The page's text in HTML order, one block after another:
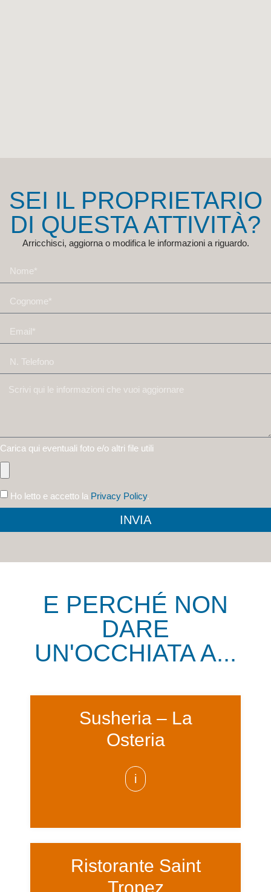
SEI IL PROPRIETARIO
DI QUESTA ATTIVITÀ?
Arricchisci, aggiorna o modifica le informazioni a riguardo.
Carica qui eventuali foto e/o altri file utili
Ho letto e accetto la Privacy Policy.
INVIA
E PERCHÉ NON
DARE
UN'OCCHIATA A...
Susheria – La
Osteria
i
Ristorante Saint
Tropez